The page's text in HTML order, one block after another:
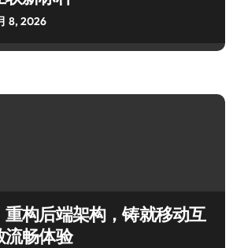
8, 2026
构后端架构，铸就移动互
流畅体验